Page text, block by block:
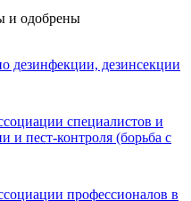
и одобрены